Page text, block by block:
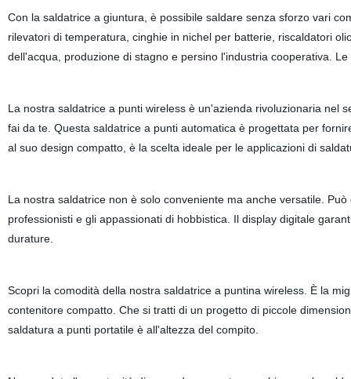
Con la saldatrice a giuntura, è possibile saldare senza sforzo vari
rilevatori di temperatura, cinghie in nichel per batterie, riscaldatori
dell'acqua, produzione di stagno e persino l'industria cooperativa.
La nostra saldatrice a punti wireless è un'azienda rivoluzionaria nel
fai da te. Questa saldatrice a punti automatica è progettata per
al suo design compatto, è la scelta ideale per le applicazioni di
La nostra saldatrice non è solo conveniente ma anche versatile.
professionisti e gli appassionati di hobbistica. Il display digitale
durature.
Scopri la comodità della nostra saldatrice a puntina wireless. È la
contenitore compatto. Che si tratti di un progetto di piccole
saldatura a punti portatile è all'altezza del compito.